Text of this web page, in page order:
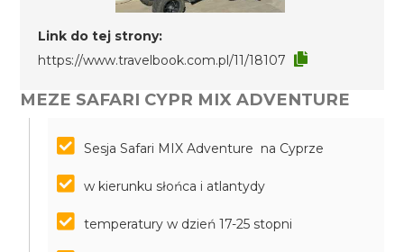
Link do tej strony:
https://www.travelbook.com.pl/11/18107
MEZE SAFARI CYPR MIX ADVENTURE
Sesja Safari MIX Adventure na Cyprze
w kierunku słońca i atlantydy
temperatury w dzień 17-25 stopni